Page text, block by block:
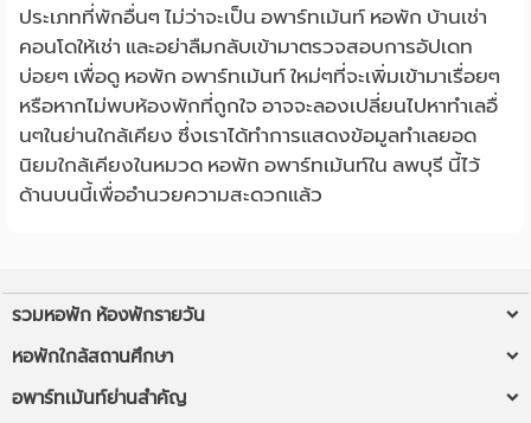
ประเภทที่พักอื่นๆ ไม่ว่าจะเป็น อพาร์ทเม้นท์ หอพัก บ้านเช่า
คอนโดให้เช่า และอย่าลืมกลับเข้ามาตรวจสอบการอัปเดท
บ่อยๆ เพื่อดู หอพัก อพาร์ทเม้นท์ ใหม่ๆที่จะเพิ่มเข้ามาเรื่อยๆ
หรือหากไม่พบห้องพักที่ถูกใจ อาจจะลองเปลี่ยนไปหาทำเลอื่
นๆในย่านใกล้เคียง ซึ่งเราได้ทำการแสดงข้อมูลทำเลยอด
นิยมใกล้เคียงในหมวด หอพัก อพาร์ทเม้นท์ใน ลพบุรี นี้ไว้
ด้านบนนี้เพื่ออำนวยความสะดวกแล้ว
รวมหอพัก ห้องพักรายวัน
หอพักใกล้ฉัน
ห้องพักรายวันใกล้ฉัน
หอพักใกล้สถานศึกษา
หอพัก ม.รังสิต
อพาร์ทเม้นท์ย่านสำคัญ